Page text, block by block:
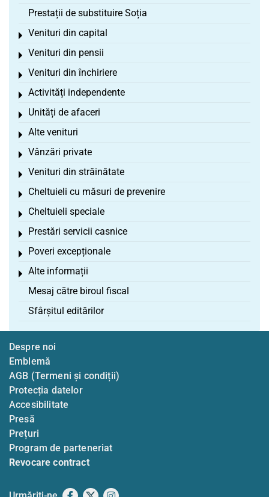
Prestații de substituire Soția
Venituri din capital
Toggle menu
Venituri din pensii
Toggle menu
Venituri din închiriere
Toggle menu
Activități independente
Toggle menu
Unități de afaceri
Toggle menu
Alte venituri
Toggle menu
Vânzări private
Toggle menu
Venituri din străinătate
Toggle menu
Cheltuieli cu măsuri de prevenire
Toggle menu
Cheltuieli speciale
Toggle menu
Prestări servicii casnice
Toggle menu
Poveri excepționale
Toggle menu
Alte informații
Toggle menu
Mesaj către biroul fiscal
Sfârșitul editărilor
Despre noi
Emblemă
AGB (Termeni și condiții)
Protecția datelor
Accesibilitate
Presă
Prețuri
Program de parteneriat
Revocare contract